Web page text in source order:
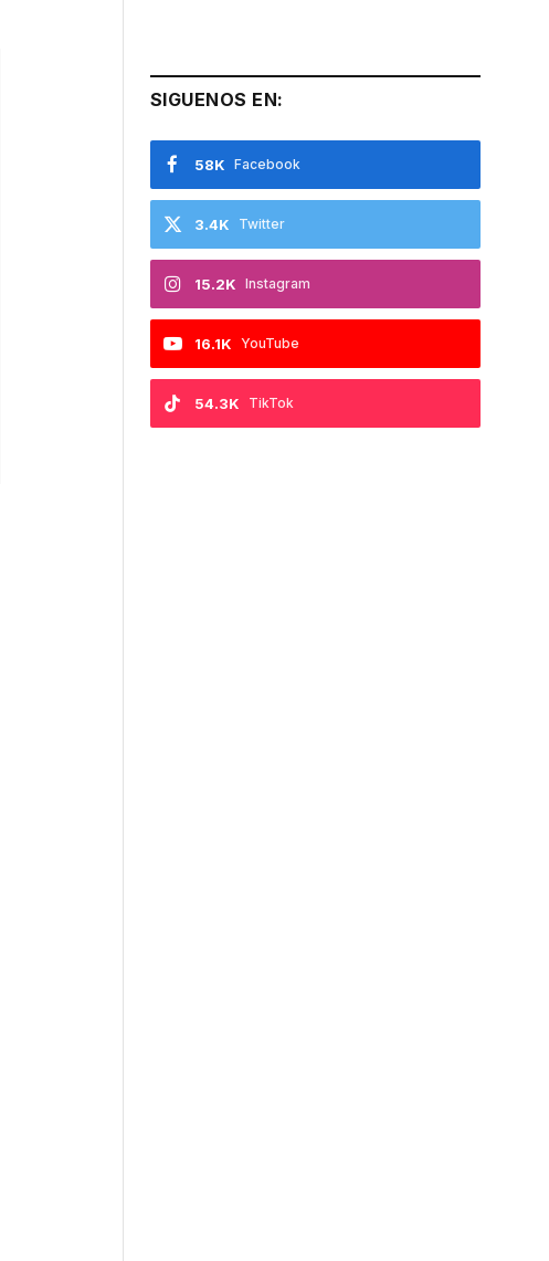
SIGUENOS EN:
Facebook
58K
Twitter
3.4K
Instagram
15.2K
YouTube
16.1K
TikTok
54.3K